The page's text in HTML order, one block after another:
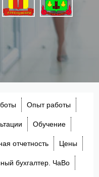
Опыт работы
Обучение
отчетность Цены
бухгалтер. ЧаВо